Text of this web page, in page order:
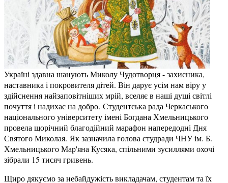
Україні здавна шанують Миколу Чудотворця - захисника,
наставника і покровителя дітей. Він дарує усім нам віру у
здійснення найзаповітніших мрій, вселяє в наші душі світлі
почуття і надихає на добро. Студентська рада Черкаського
національного університету імені Богдана Хмельницького
провела щорічний благодійний марафон напередодні Дня
Святого Миколая. Як зазначила голова студради ЧНУ ім. Б.
Хмельницького Мар'яна Кусяка, спільними зусиллями охочі
зібрали 15 тисяч гривень.
Щиро дякуємо за небайдужість викладачам, студентам та їх